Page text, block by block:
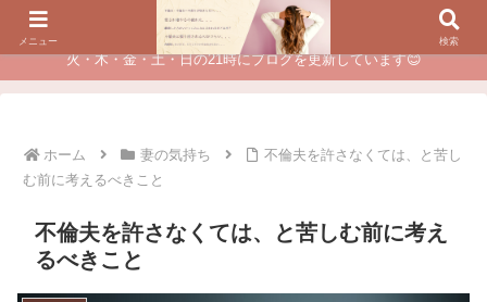
夫に不倫されたつらい経験が、あなたのチャンスに変わるカウンセリング
火・木・金・土・日の21時にブログを更新しています😊
ホーム 妻の気持ち
不倫夫を許さなくては、と苦し
む前に考えるべきこと
不倫夫を許さなくては、と苦しむ前に考え
るべきこと
メニュー 検索